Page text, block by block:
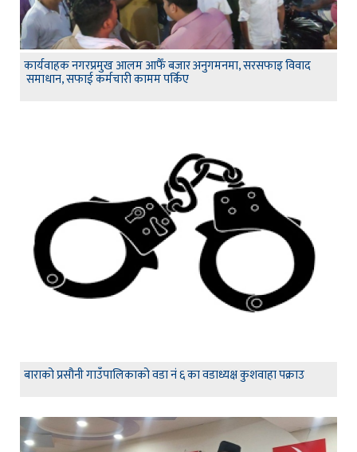
कार्यवाहक नगरप्रमुख आलम आफैँ बजार अनुगमनमा, सरसफाइ विवाद
समाधान, सफाई कर्मचारी कामम पर्किए
बाराको प्रसौनी गाउँपालिकाको वडा नं ६ का वडाध्यक्ष कुशवाहा पक्राउ